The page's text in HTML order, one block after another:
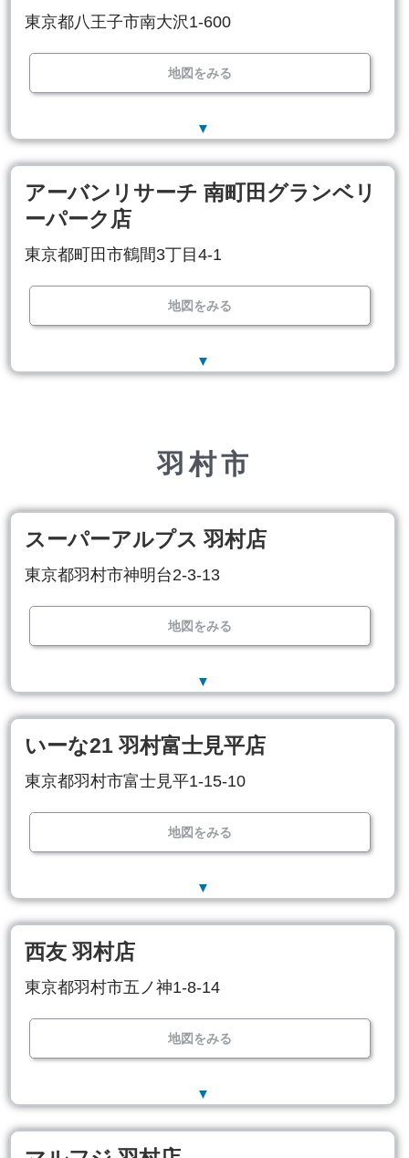
東京都八王子市南大沢1-600
地図をみる
▼
アーバンリサーチ 南町田グランベリ
ーパーク店
東京都町田市鶴間3丁目4-1
地図をみる
▼
羽村市
スーパーアルプス 羽村店
東京都羽村市神明台2-3-13
地図をみる
▼
いーな21 羽村富士見平店
東京都羽村市富士見平1-15-10
地図をみる
▼
西友 羽村店
東京都羽村市五ノ神1-8-14
地図をみる
▼